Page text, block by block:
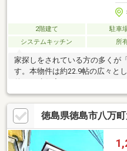
2階建て 駐車
システムキッチン
所
家探しをされている方の多くが
す。本物件は約22.9帖の広々と
ニングテーブルを配置しても十
族でゆっくり過ごしたり、ご友
しんだりと、多彩な使い方が可
42坪。駐車スペースは3台以上
を所有される方にもおすすめで
徳島県徳島市八万